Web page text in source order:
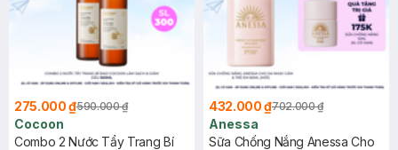
275.000 ₫590.000 ₫
Cocoon
Combo 2 Nước Tẩy Trang Bí
432.000 ₫702.000 ₫
Anessa
Sữa Chống Nắng Anessa Cho